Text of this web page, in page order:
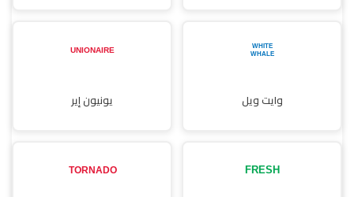
وايت ويل يونيون إير